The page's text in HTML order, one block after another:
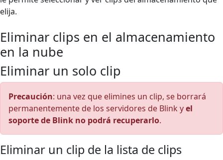
elija.
Eliminar clips en el almacenamiento
en la nube
Eliminar un solo clip
Precaución: una vez que elimines un clip, se borrará
permanentemente de los servidores de Blink yel
soporte de Blink no podrá recuperarlo.
Eliminar un clip de la lista de clips